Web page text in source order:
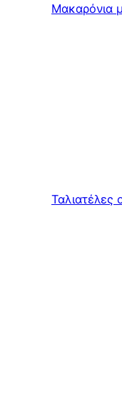
Μακαρόνια
Ταλιατέλες